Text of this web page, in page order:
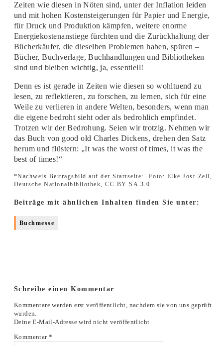
Zeiten wie diesen in Nöten sind, unter der Inflation leiden
und mit hohen Kostensteigerungen für Papier und Energie,
für Druck und Produktion kämpfen, weitere enorme
Energiekostenanstiege fürchten und die Zurückhaltung der
Bücherkäufer, die dieselben Problemen haben, spüren –
Bücher, Buchverlage, Buchhandlungen und Bibliotheken
sind und bleiben wichtig, ja, essentiell!
Denn es ist gerade in Zeiten wie diesen so wohltuend zu
lesen, zu reflektieren, zu forschen, zu lernen, sich für eine
Weile zu verlieren in andere Welten, besonders, wenn man
die eigene bedroht sieht oder als bedrohlich empfindet.
Trotzen wir der Bedrohung. Seien wir trotzig. Nehmen wir
das Buch von good old Charles Dickens, drehen den Satz
herum und flüstern: „It was the worst of times, it was the
best of times!“
*Nachweis Beitragsbild auf der Startseite:
Foto: Elke Jost-Zell,
Deutsche Nationalbibliothek, CC BY SA 3.0
Beiträge mit ähnlichen Inhalten finden Sie unter:
Buchmesse
Schreibe einen Kommentar
Kommentare werden erst veröffentlicht, nachdem sie von uns geprüft
wurden.
Deine E-Mail-Adresse wird nicht veröffentlicht.
Kommentar *